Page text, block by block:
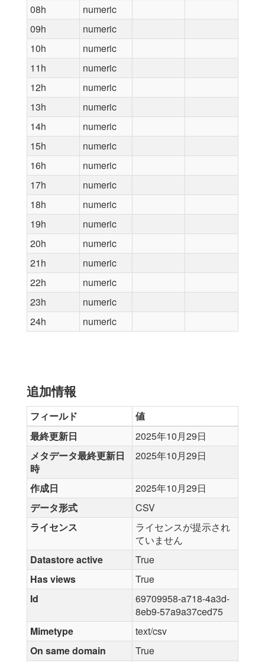
08h
numeric
09h
numeric
10h
numeric
11h
numeric
12h
numeric
13h
numeric
14h
numeric
15h
numeric
16h
numeric
17h
numeric
18h
numeric
19h
numeric
20h
numeric
21h
numeric
22h
numeric
23h
numeric
24h
numeric
追加情報
フィールド
値
最終更新日
2025年10月29日
メタデータ最終更新日
時
2025年10月29日
作成日
2025年10月29日
データ形式
CSV
ライセンス
ライセンスが提示され
ていません
Datastore active
True
Has views
True
Id
69709958-a718-4a3d-
8eb9-57a9a37ced75
Mimetype
text/csv
On same domain
True